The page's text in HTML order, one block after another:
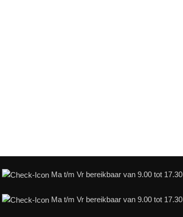
Ma t/m Vr bereikbaar van 9.00 tot 17.30
Ma t/m Vr bereikbaar van 9.00 tot 17.30